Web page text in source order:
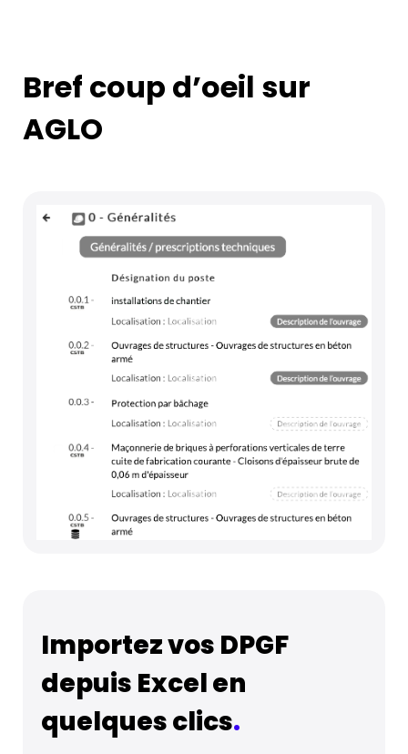
Bref coup d’oeil sur
AGLO
Importez vos DPGF
depuis Excel en
quelques clics.